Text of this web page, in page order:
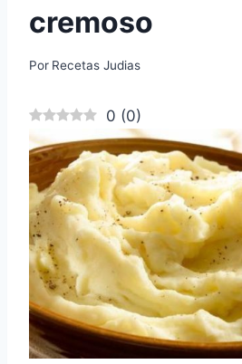
cremoso
Por Recetas Judias
0 (0)